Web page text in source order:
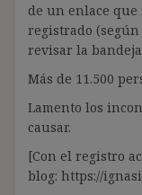
de un enlace
registrado (según
revisar la bandeja
Más de 11.500
Lamento los
causar.
[Con el registro
blog: https://